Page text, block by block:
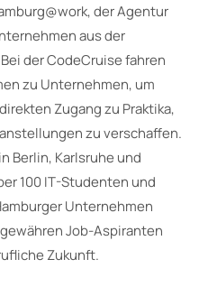
der Agentur
aus der
der CodeCruise fahren
zu Unternehmen, um
Zugang zu Praktika,
zu verschaffen.
Berlin, Karlsruhe und
100 IT-Studenten und
Unternehmen
Job-Aspiranten
Zukunft.